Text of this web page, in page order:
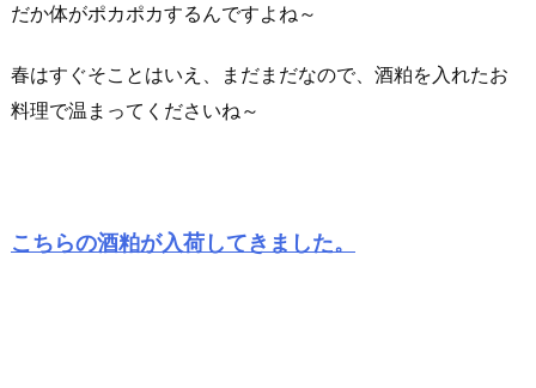
だか体がポカポカするんですよね～
春はすぐそことはいえ、まだまだなので、酒粕を入れたお
料理で温まってくださいね～
こちらの酒粕が入荷してきました。